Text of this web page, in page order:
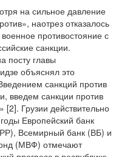
на сильное давление
наотрез отказалось
военное противостояние с
санкции.
посту главы
объяснял это
санкций против
введем санкции против
[2]. Грузии действительно
Европейский банк
Всемирный банк (ВБ) и
(МВФ) отмечают